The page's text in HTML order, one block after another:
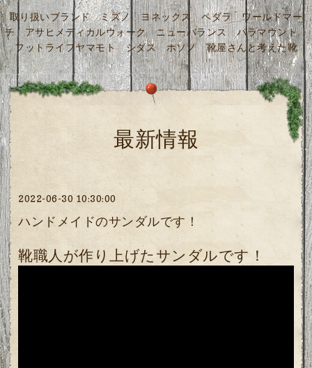
取り扱いブランド ミズノ ヨネックス ペダラ ワールドマー
チ アサヒメディカルウォーク ニューバランス パラマウント
フットライフヤマモト シダス ホソノ 靴屋さんと考えた靴
最新情報
2022-06-30 10:30:00
ハンドメイドのサンダルです！
靴職人が作り上げたサンダルです！